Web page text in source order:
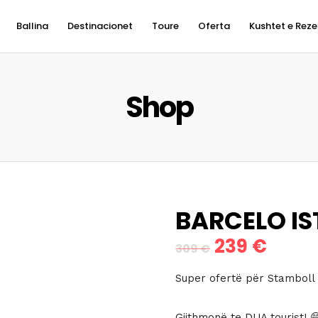
Ballina Destinacionet Toure Oferta Kushtet e
Shop
BARCELO
309€ Çmimi
origjinal
239 €
i
Super ofertë për Stamboll